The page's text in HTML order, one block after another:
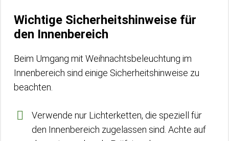
Wichtige Sicherheitshinweise für
den Innenbereich
Beim Umgang mit Weihnachtsbeleuchtung im
Innenbereich sind einige Sicherheitshinweise zu
beachten.
Verwende nur Lichterketten, die speziell für
den Innenbereich zugelassen sind. Achte auf